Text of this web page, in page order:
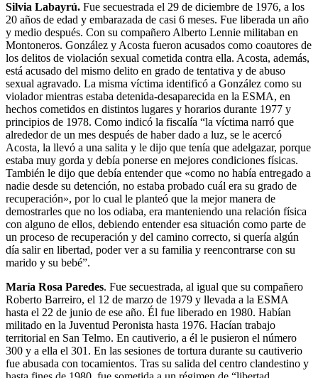
Silvia Labayrú. Fue secuestrada el 29 de diciembre de 1976, a los
20 años de edad y embarazada de casi 6 meses. Fue liberada un año
y medio después. Con su compañero Alberto Lennie militaban en
Montoneros. González y Acosta fueron acusados como coautores de
los delitos de violación sexual cometida contra ella. Acosta, además,
está acusado del mismo delito en grado de tentativa y de abuso
sexual agravado. La misma víctima identificó a González como su
violador mientras estaba detenida-desaparecida en la ESMA, en
hechos cometidos en distintos lugares y horarios durante 1977 y
principios de 1978. Como indicó la fiscalía “la víctima narró que
alrededor de un mes después de haber dado a luz, se le acercó
Acosta, la llevó a una salita y le dijo que tenía que adelgazar, porque
estaba muy gorda y debía ponerse en mejores condiciones físicas.
También le dijo que debía entender que «como no había entregado a
nadie desde su detención, no estaba probado cuál era su grado de
recuperación», por lo cual le planteó que la mejor manera de
demostrarles que no los odiaba, era manteniendo una relación física
con alguno de ellos, debiendo entender esa situación como parte de
un proceso de recuperación y del camino correcto, si quería algún
día salir en libertad, poder ver a su familia y reencontrarse con su
marido y su bebé”.
María Rosa Paredes. Fue secuestrada, al igual que su compañero
Roberto Barreiro, el 12 de marzo de 1979 y llevada a la ESMA
hasta el 22 de junio de ese año. Él fue liberado en 1980. Habían
militado en la Juventud Peronista hasta 1976. Hacían trabajo
territorial en San Telmo. En cautiverio, a él le pusieron el número
300 y a ella el 301. En las sesiones de tortura durante su cautiverio
fue abusada con tocamientos. Tras su salida del centro clandestino y